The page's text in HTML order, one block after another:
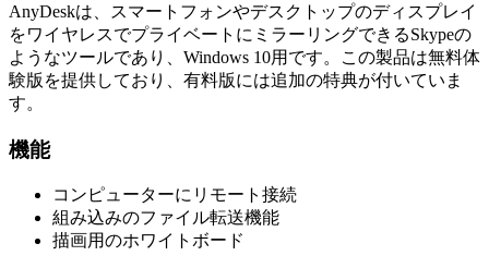
AnyDeskは、スマートフォンやデスクトップのディスプレイ
をワイヤレスでプライベートにミラ​​ーリングできるSkypeの
ようなツールであり、Windows 10用です。この製品は無料体
験版を提供しており、有料版には追加の特典が付いていま
す。
機能
コンピューターにリモート接続
組み込みのファイル転送機能
描画用のホワイトボード